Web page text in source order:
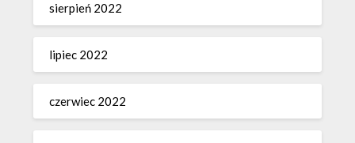
sierpień 2022
lipiec 2022
czerwiec 2022